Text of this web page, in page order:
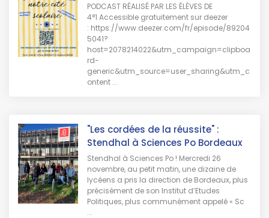
PODCAST RÉALISÉ PAR LES ÉLÈVES DE
4°1 Accessible gratuitement sur deezer
: https://www.deezer.com/fr/episode/89204
5041?
host=2078214022&utm_campaign=clipboa
rd-
generic&utm_source=user_sharing&utm_c
ontent ...
"Les cordées de la réussite" :
Stendhal à Sciences Po Bordeaux
Stendhal à Sciences Po ! Mercredi 26
novembre, au petit matin, une dizaine de
lycéens a pris la direction de Bordeaux, plus
précisément de son Institut d’Etudes
Politiques, plus communément appelé « Sc
...